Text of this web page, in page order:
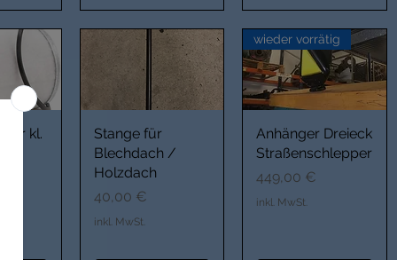
kl.
Stange für
Blechdach /
Holzdach
Preis
40,00 €
inkl. MwSt.
wieder vorrätig
Anhänger Dreieck
Straßenschlepper
Preis
449,00 €
inkl. MwSt.